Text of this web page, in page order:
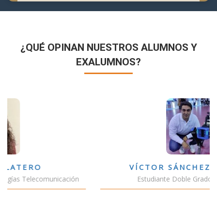
¿QUÉ OPINAN NUESTROS ALUMNOS Y
EXALUMNOS?
VÍCTOR SÁNCHEZ VALENCIA
Estudiante Doble Grado Teleco-ADE